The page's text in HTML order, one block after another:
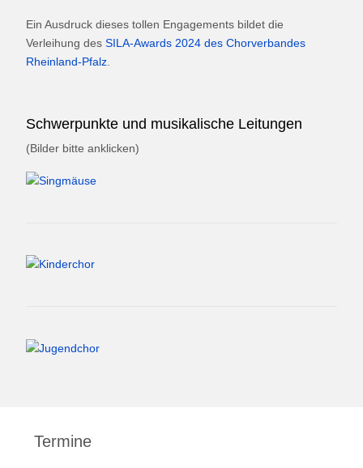
Ein Ausdruck dieses tollen Engagements bildet die
Verleihung des SILA-Awards 2024 des Chorverbandes
Rheinland-Pfalz
Schwerpunkte und musikalische Leitungen
(Bilder bitte anklicken)
Termine